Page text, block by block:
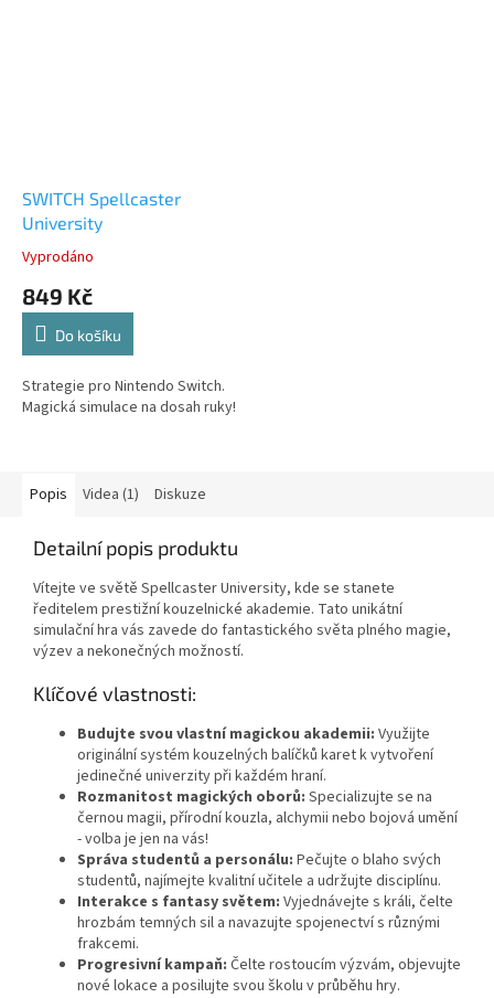
SWITCH Spellcaster
University
Vyprodáno
849 Kč
Do košíku
Strategie pro Nintendo Switch.
Magická simulace na dosah ruky!
Popis Videa (1) Diskuze
Detailní popis produktu
Vítejte ve světě Spellcaster University, kde se stanete
ředitelem prestižní kouzelnické akademie. Tato unikátní
simulační hra vás zavede do fantastického světa plného magie,
výzev a nekonečných možností.
Klíčové vlastnosti:
Budujte svou vlastní magickou akademii: Využijte
originální systém kouzelných balíčků karet k vytvoření
jedinečné univerzity při každém hraní.
Rozmanitost magických oborů: Specializujte se na
černou magii, přírodní kouzla, alchymii nebo bojová umění
- volba je jen na vás!
Správa studentů a personálu: Pečujte o blaho svých
studentů, najímejte kvalitní učitele a udržujte disciplínu.
Interakce s fantasy světem: Vyjednávejte s králi, čelte
hrozbám temných sil a navazujte spojenectví s různými
frakcemi.
Progresivní kampaň: Čelte rostoucím výzvám, objevujte
nové lokace a posilujte svou školu v průběhu hry.